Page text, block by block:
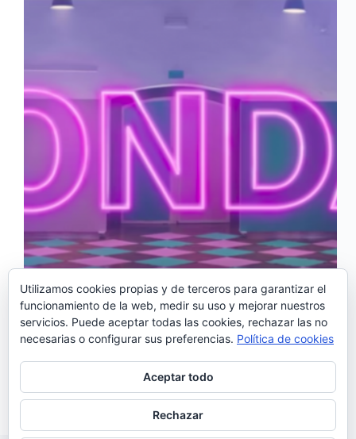
Cat Falcão es una de las dos componentes del dúo
folk portugués Golden Slumbers junto a su hermana
Margarida (Vaarwel). La intérprete portuguesa ha
decidido embarcarse en un proyecto en solitario bajo
el nombre de Monday para dar salida a las
composiciones que…
Noemí Sánchez
12/04/2018
Utilizamos cookies propias y de terceros para garantizar el
funcionamiento de la web, medir su uso y mejorar nuestros
servicios. Puede aceptar todas las cookies, rechazar las no
necesarias o configurar sus preferencias. Política de cookies
Aceptar todo
Rechazar